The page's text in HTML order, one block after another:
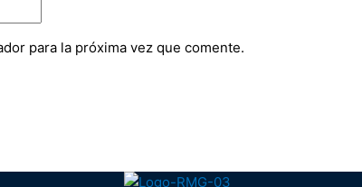
para la próxima vez que comente.